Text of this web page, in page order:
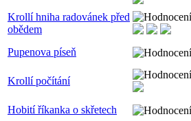
Krollí hniha radovánek před
obědem
Pupenova píseň
Krollí počítání
Hobití říkanka o skřetech